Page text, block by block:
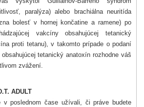
paralýza) alebo brachiálna neuritída
bolesť v hornej končatine a ramene) po
vakcíny obsahujúcej tetanický
proti tetanu), v takomto prípade o podaní
tetanický anatoxín rozhodne váš
zvážení.
ADULT
poslednom čase užívali, či práve budete